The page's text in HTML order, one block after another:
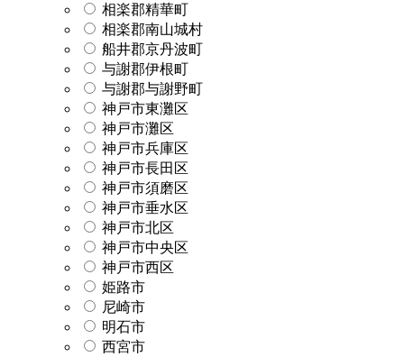
相楽郡精華町
相楽郡南山城村
船井郡京丹波町
与謝郡伊根町
与謝郡与謝野町
神戸市東灘区
神戸市灘区
神戸市兵庫区
神戸市長田区
神戸市須磨区
神戸市垂水区
神戸市北区
神戸市中央区
神戸市西区
姫路市
尼崎市
明石市
西宮市